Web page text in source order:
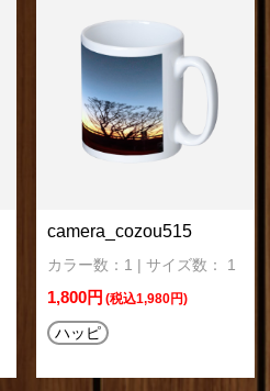
camera_cozou515
カラー数：1 | サイズ数： 1
1,800円 (税込1,980円)
ハッピ